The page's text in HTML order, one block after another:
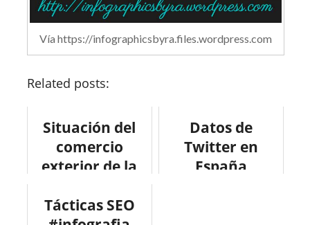
Vía https://infographicsbyra.files.wordpress.com
Related posts:
Situación del
comercio
exterior de la
#infografia
Datos de
Twitter en
España
Tácticas SEO